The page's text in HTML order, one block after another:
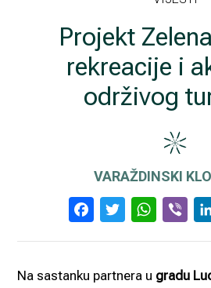
Projekt
rekreacije i
održivog
VARAŽDINSKI
Facebook
Twitter
Na sastanku partnera u gradu